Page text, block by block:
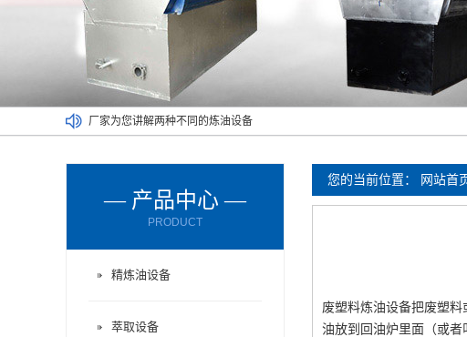
厂家为您讲解两种不同的炼油设备
废轮胎炼油设备的进料方式有哪些？
废轮胎炼油设备使用时要注意减压设备
您的当前位置： 网站首
废塑料炼油设备把废塑
油放到回油炉里面（或
— 产品中心 —
PRODUCT
精炼油设备
萃取设备